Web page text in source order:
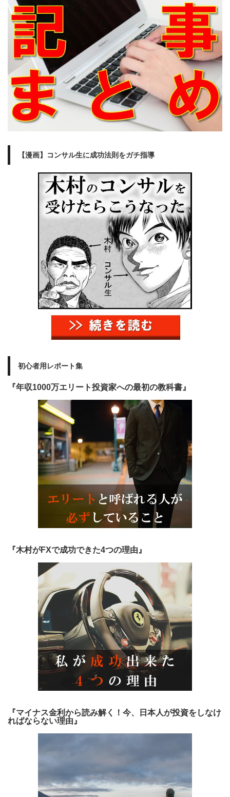
【漫画】コンサル生に成功法則をガチ指導
初心者用レポート集
『年収1000万エリート投資家への最初の教科書』
『木村がFXで成功できた4つの理由』
『マイナス金利から読み解く！今、日本人が投資をしなけ
ればならない理由』